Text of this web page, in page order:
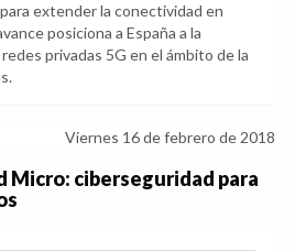
extender la conectividad en
posiciona a España a la
privadas 5G en el ámbito de la
Viernes 16 de febrero de 2018
Micro: ciberseguridad para